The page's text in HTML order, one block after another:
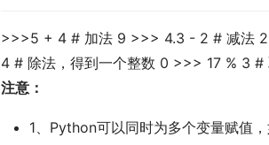
>>>5 + 4 # 加法 9 >>> 4.3 - 2 # 减法
4 # 除法，得到一个整数 0 >>> 17 % 3 #
注意：
1、Python可以同时为多个变量赋值，